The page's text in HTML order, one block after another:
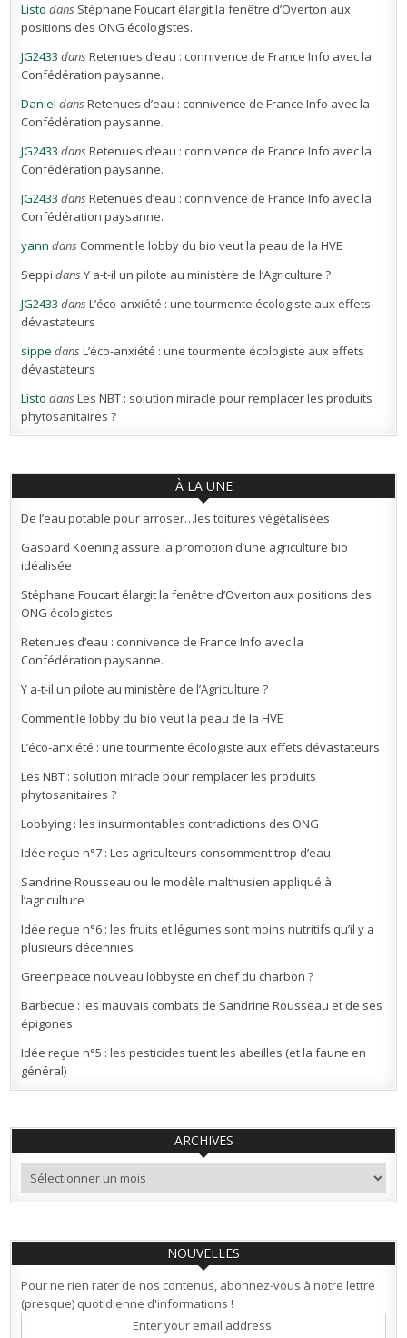
Listo dans Stéphane Foucart élargit la fenêtre d’Overton aux
positions des ONG écologistes.
JG2433 dansRetenues d’eau : connivence de France Info avec la
Confédération paysanne.
Daniel dansRetenues d’eau : connivence de France Info avec la
Confédération paysanne.
JG2433 dansRetenues d’eau : connivence de France Info avec la
Confédération paysanne.
JG2433 dansRetenues d’eau : connivence de France Info avec la
Confédération paysanne.
yann dans Comment le lobby du bio veut la peau de la HVE
Seppi dansY a-t-il un pilote au ministère de l’Agriculture ?
JG2433 dansL’éco-anxiété : une tourmente écologiste aux effets
dévastateurs
sippe dansL’éco-anxiété : une tourmente écologiste aux effets
dévastateurs
Listo dansLes NBT : solution miracle pour remplacer les produits
phytosanitaires ?
À LA UNE
De l’eau potable pour arroser…les toitures végétalisées
Gaspard Koening assure la promotion d’une agriculture bio
idéalisée
Stéphane Foucart élargit la fenêtre d’Overton aux positions des
ONG écologistes.
Retenues d’eau : connivence de France Info avec la
Confédération paysanne.
Y a-t-il un pilote au ministère de l’Agriculture ?
Comment le lobby du bio veut la peau de la HVE
L’éco-anxiété : une tourmente écologiste aux effets dévastateurs
Les NBT : solution miracle pour remplacer les produits
phytosanitaires ?
Lobbying : les insurmontables contradictions des ONG
Idée reçue n°7 : Les agriculteurs consomment trop d’eau
Sandrine Rousseau ou le modèle malthusien appliqué à
l’agriculture
Idée reçue n°6 : les fruits et légumes sont moins nutritifs qu’il y a
plusieurs décennies
Greenpeace nouveau lobbyste en chef du charbon ?
Barbecue : les mauvais combats de Sandrine Rousseau et de ses
épigones
Idée reçue n°5 : les pesticides tuent les abeilles (et la faune en
général)
ARCHIVES
Archives
NOUVELLES
Pour ne rien rater de nos contenus, abonnez-vous à notre lettre
(presque) quotidienne d'informations !
Enter your email address: